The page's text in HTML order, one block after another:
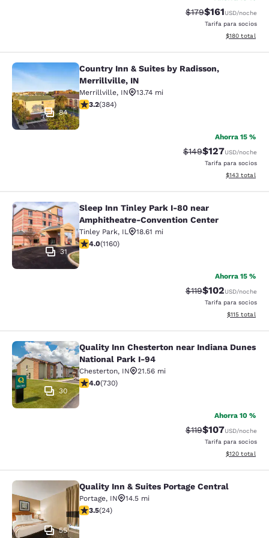
Precio tachado:
$179Precio con
$161USD/noche
Tarifa para socios
Ver detalles
$180 total
Country Inn & Suites by Radisson,
84
Country Inn & Suites by Radisson,
Merrillville, IN
Merrillville, IN
13.74 mi
calificación de 3.2 estrellas. Bueno. 384 reseñas
3.2(384)
Ahorra 15 %
Precio tachado:
$149Precio con
$127USD/noche
Tarifa para socios
Ver detalles
$143 total
Sleep Inn Tinley Park I-80 near
31
Sleep Inn Tinley Park I-80 near
Amphitheatre-Convention Center
Tinley Park, IL
18.61 mi
calificación de 4.01 estrellas. Muy bueno. 1160 reseñas
4.0(1160)
Ahorra 15 %
Precio tachado:
$119Precio con
$102USD/noche
Tarifa para socios
Ver detalles
$115 total
Quality Inn Chesterton near
30
Quality Inn Chesterton near Indiana Dunes
National Park I-94
Chesterton, IN
21.56 mi
calificación de 4.04 estrellas. Muy bueno. 730 reseñas
4.0(730)
Ahorra 10 %
Precio tachado:
$119Precio con
$107USD/noche
Tarifa para socios
Ver detalles
$120 total
Quality Inn & Suites Portage Central
55
Quality Inn & Suites Portage Central
Portage, IN
14.5 mi
calificación de 3.54 estrellas. Bueno. 24 reseñas
3.5(24)